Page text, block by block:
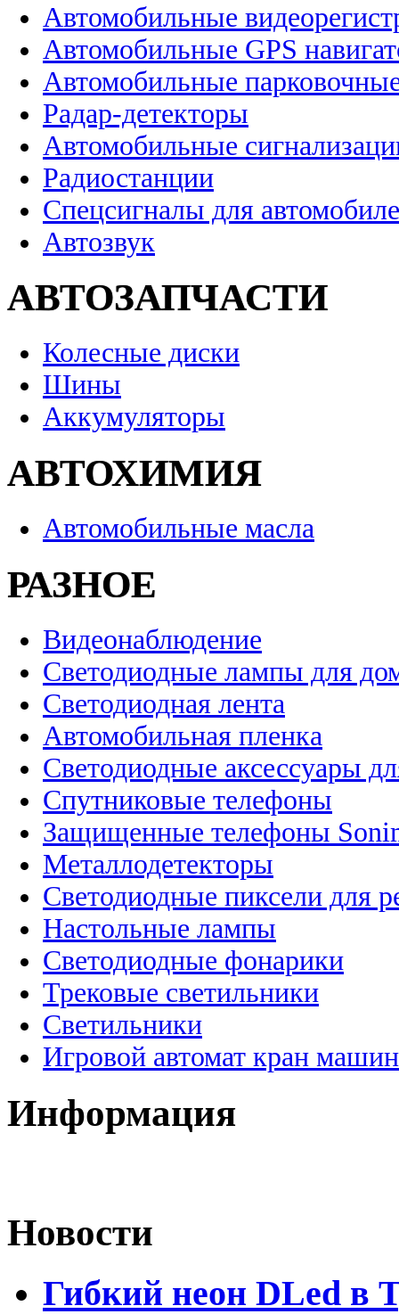
Автомобильные
Автомобильные GPS
Автомобильные
Радар-детекторы
Автомобильные
Радиостанции
Спецсигналы для
Автозвук
АВТОЗАПЧАСТИ
Колесные диски
Шины
Аккумуляторы
АВТОХИМИЯ
Автомобильные масла
РАЗНОЕ
Видеонаблюдение
Светодиодные лампы для
Светодиодная лента
Автомобильная пленка
Светодиодные аксессуары
Спутниковые телефоны
Защищенные телефоны
Металлодетекторы
Светодиодные пиксели для
Настольные лампы
Светодиодные фонарики
Трековые светильники
Светильники
Игровой автомат кран
Информация
Новости
Гибкий неон DLed в